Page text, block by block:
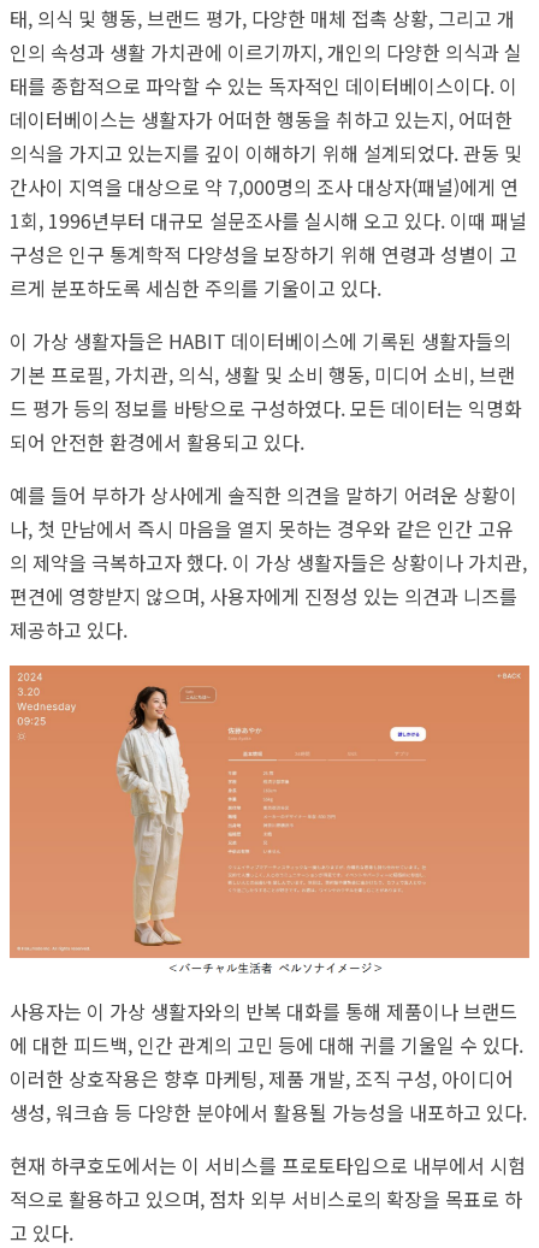
태, 의식 및 행동, 브랜드 평가, 다양한 매체 접촉 상황, 그리고 개
인의 속성과 생활 가치관에 이르기까지, 개인의 다양한 의식과 실
태를 종합적으로 파악할 수 있는 독자적인 데이터베이스이다. 이
데이터베이스는 생활자가 어떠한 행동을 취하고 있는지, 어떠한
의식을 가지고 있는지를 깊이 이해하기 위해 설계되었다. 관동 및
간사이 지역을 대상으로 약 7,000명의 조사 대상자(패널)에게 연
1회, 1996년부터 대규모 설문조사를 실시해 오고 있다. 이때 패널
구성은 인구 통계학적 다양성을 보장하기 위해 연령과 성별이 고
르게 분포하도록 세심한 주의를 기울이고 있다.
이 가상 생활자들은 HABIT 데이터베이스에 기록된 생활자들의
기본 프로필, 가치관, 의식, 생활 및 소비 행동, 미디어 소비, 브랜
드 평가 등의 정보를 바탕으로 구성하였다. 모든 데이터는 익명화
되어 안전한 환경에서 활용되고 있다.
예를 들어 부하가 상사에게 솔직한 의견을 말하기 어려운 상황이
나, 첫 만남에서 즉시 마음을 열지 못하는 경우와 같은 인간 고유
의 제약을 극복하고자 했다. 이 가상 생활자들은 상황이나 가치관,
편견에 영향받지 않으며, 사용자에게 진정성 있는 의견과 니즈를
제공하고 있다.
사용자는 이 가상 생활자와의 반복 대화를 통해 제품이나 브랜드
에 대한 피드백, 인간 관계의 고민 등에 대해 귀를 기울일 수 있다.
이러한 상호작용은 향후 마케팅, 제품 개발, 조직 구성, 아이디어
생성, 워크숍 등 다양한 분야에서 활용될 가능성을 내포하고 있다.
현재 하쿠호도에서는 이 서비스를 프로토타입으로 내부에서 시험
적으로 활용하고 있으며, 점차 외부 서비스로의 확장을 목표로 하
고 있다.